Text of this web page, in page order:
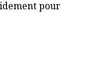
pour